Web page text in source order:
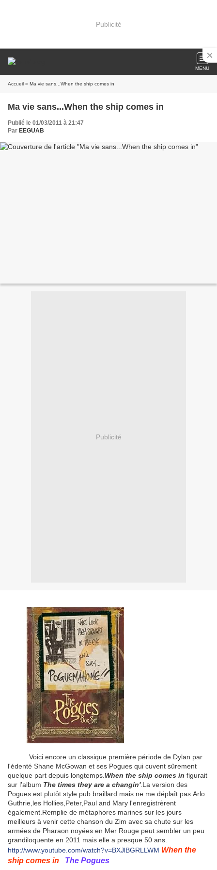
Publicité
MENU
Accueil » Ma vie sans...When the ship comes in
Ma vie sans...When the ship comes in
Publié le 01/03/2011 à 21:47
Par EEGUAB
Publicité
Voici encore un classique première période de Dylan par
l'édenté Shane McGowan et ses Pogues qui cuvent sûrement
quelque part depuis longtemps. When the ship comes in figurait
sur l'album The times they are a changin'.La version des
Pogues est plutôt style pub braillard mais ne me déplaît pas.Arlo
Guthrie,les Hollies,Peter,Paul and Mary l'enregistrèrent
également.Remplie de métaphores marines sur les jours
meilleurs à venir cette chanson du Zim avec sa chute sur les
armées de Pharaon noyées en Mer Rouge peut sembler un peu
grandiloquente en 2011 mais elle a presque 50 ans.
http://www.youtube.com/watch?v=BXJlBGRLLWM When the
ship comes in
The Pogues